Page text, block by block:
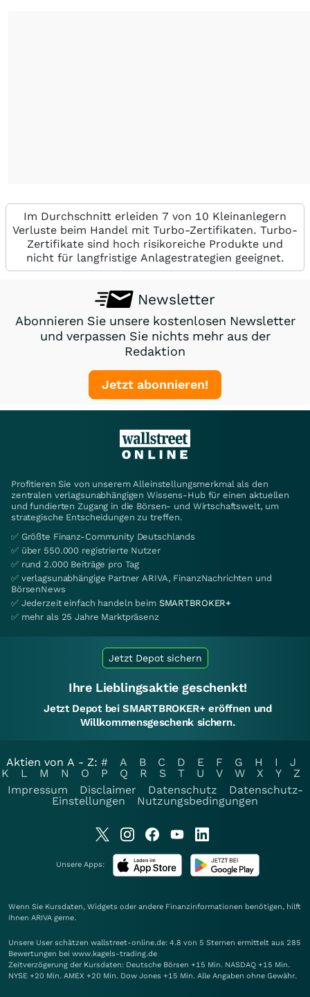
Im Durchschnitt erleiden 7 von 10 Kleinanlegern
Verluste beim Handel mit Turbo-Zertifikaten. Turbo-
Zertifikate sind hoch risikoreiche Produkte und
nicht für langfristige Anlagestrategien geeignet.
Newsletter
Abonnieren Sie unsere kostenlosen Newsletter
und verpassen Sie nichts mehr aus der
Redaktion
Jetzt abonnieren!
Profitieren Sie von unserem Alleinstellungsmerkmal als den
zentralen verlagsunabhängigen Wissens-Hub für einen aktuellen
und fundierten Zugang in die Börsen- und Wirtschaftswelt, um
strategische Entscheidungen zu treffen.
✅ Größte Finanz-Community Deutschlands
✅ über 550.000 registrierte Nutzer
✅ rund 2.000 Beiträge pro Tag
✅ verlagsunabhängige Partner ARIVA, FinanzNachrichten und
BörsenNews
✅ Jederzeit einfach handeln beim SMARTBROKER+
✅ mehr als 25 Jahre Marktpräsenz
Jetzt Depot sichern
Ihre Lieblingsaktie geschenkt!
Jetzt Depot bei SMARTBROKER+ eröffnen und
Willkommensgeschenk sichern.
Aktien von A - Z: # A B C D E F G H I
J
K
L M N O P Q R S T U V W X Y
Z
Impressum
Disclaimer Datenschutz
Datenschutz-
Einstellungen
Nutzungsbedingungen
Unsere Apps:
Wenn Sie Kursdaten, Widgets oder andere Finanzinformationen benötigen, hilft
Ihnen ARIVA gerne.
Unsere User schätzen wallstreet-online.de: 4.8 von 5 Sternen ermittelt aus 285
Bewertungen bei www.kagels-trading.de
Zeitverzögerung der Kursdaten: Deutsche Börsen +15 Min. NASDAQ +15 Min.
NYSE +20 Min. AMEX +20 Min. Dow Jones +15 Min. Alle Angaben ohne Gewähr.